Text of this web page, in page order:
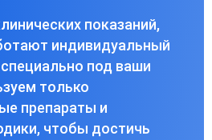
показаний,
индивидуальный
под ваши
только
препараты и
чтобы достичь